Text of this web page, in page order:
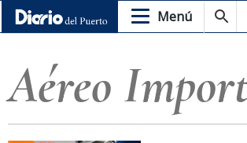
Menú
Aéreo